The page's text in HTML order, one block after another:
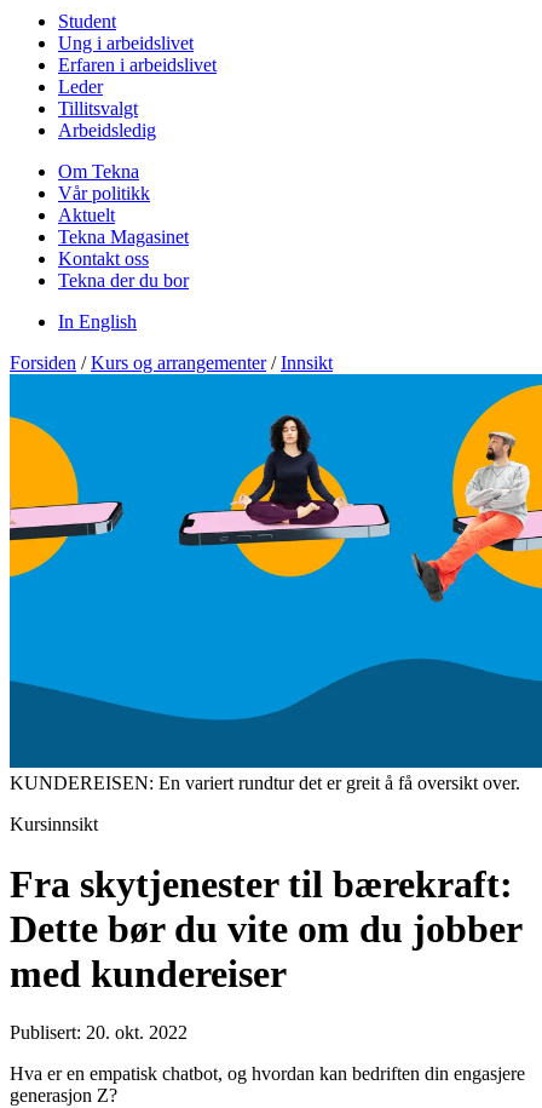
Student
Ung i arbeidslivet
Erfaren i arbeidslivet
Leder
Tillitsvalgt
Arbeidsledig
Om Tekna
Vår politikk
Aktuelt
Tekna Magasinet
Kontakt oss
Tekna der du bor
In English
Forsiden / Kurs og arrangementer / Innsikt
KUNDEREISEN: En variert rundtur det er greit å få oversikt over.
Kursinnsikt
Fra skytjenester til bærekraft:
Dette bør du vite om du jobber
med kundereiser
Publisert: 20. okt. 2022
Hva er en empatisk chatbot, og hvordan kan bedriften din engasjere
generasjon Z?